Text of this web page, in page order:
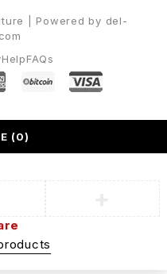
HelpFAQs
| Powered by del-
(0)